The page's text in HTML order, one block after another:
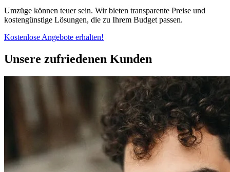
Umzüge können teuer sein. Wir bieten transparente Preise und
kostengünstige Lösungen, die zu Ihrem Budget passen.
Kostenlose Angebote erhalten!
Unsere zufriedenen Kunden